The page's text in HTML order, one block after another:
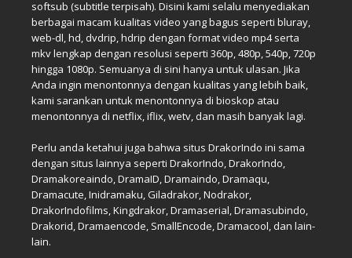
softsub (subtitle terpisah). Disini kami selalu menyediakan
berbagai macam kualitas video yang bagus seperti bluray,
web-dl, hd, dvdrip, hdrip dengan format video mp4 serta
mkv lengkap dengan resolusi seperti 360p, 480p, 540p, 720p
hingga 1080p. Semuanya di sini hanya untuk ulasan. Jika
Anda ingin menontonnya dengan kualitas yang lebih baik,
kami sarankan untuk menontonnya di bioskop atau
menontonnya di netflix, iflix, wetv, dan masih banyak lagi.
Perlu anda ketahui juga bahwa situs DrakorIndo ini sama
dengan situs lainnya seperti DrakorIndo, DrakorIndo,
Dramakoreaindo, DramaID, Dramaindo, Dramaqu,
Dramacute, Inidramaku, Giladrakor, Nodrakor,
DrakorIndofilms, Kingdrakor, Dramaserial, Dramasubindo,
Drakorid, Dramaencode, SmallEncode, Dramacool, dan lain-
lain.